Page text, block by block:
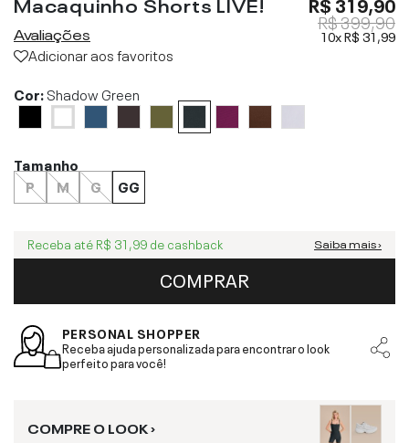
Avaliações
Adicionar aos favoritos
R$ 399,90
10xR$ 31,99
Cor:Shadow Green
Tamanho
P
M G GG
Receba até R$ 31,99 de cashback Saiba mais ›
COMPRAR
PERSONAL SHOPPER
Receba ajuda personalizada para encontrar o look
perfeito para você!
COMPRE O LOOK ›